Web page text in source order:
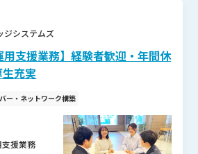
ジシステムズ
用支援業務】経験者歓迎・年間休
充実
ー・ネットワーク構築
援業務